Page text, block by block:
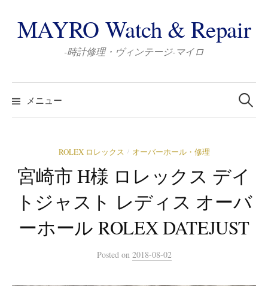
ン
テ
ス
キ
MAYRO Watch & Repair
-時計修理・ヴィンテージ-マイロ
メニュー
検
索:
ROLEX ロレックス / オーバーホール・修理
宮崎市 H様 ロレックス デイ
トジャスト レディス オーバ
ーホール ROLEX DATEJUST
Posted on 2018-08-02